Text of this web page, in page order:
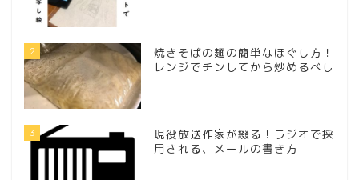
2
焼きそばの麺の簡単なほぐし方！
レンジでチンしてから炒めるべし
3
現役放送作家が綴る！ラジオで採
用される、メールの書き方